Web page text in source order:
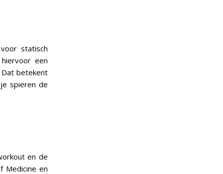
statisch
een
Dat betekent
spieren de
en de
Medicine en